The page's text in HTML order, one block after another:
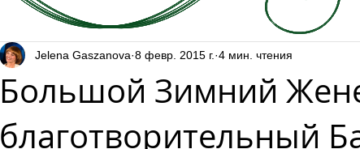
Большой Зимний
благотворительный
Jelena Gaszanova 8 февр. 2015 г. 4 мин. чтения